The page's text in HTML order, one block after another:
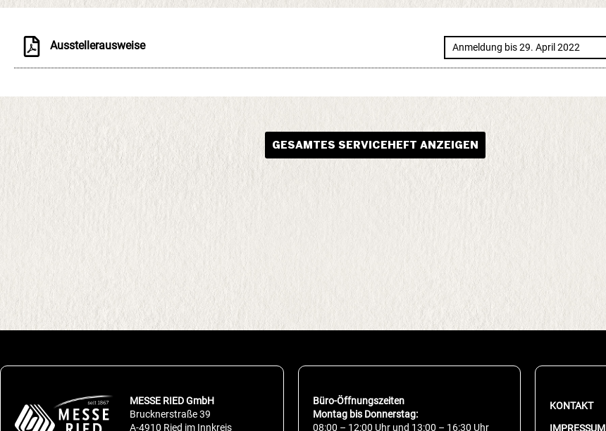
Ausstellerausweise Anmeldung bis 29. April 2022
GESAMTES SERVICEHEFT ANZEIGEN
MESSE RIED GmbH
Brucknerstraße 39
A-4910 Ried im Innkreis
Büro-Öffnungszeiten
Montag bis Donnerstag:
08:00 – 12:00 Uhr und 13:00 – 16:30 Uhr
KONTAKT
IMPRESSUM